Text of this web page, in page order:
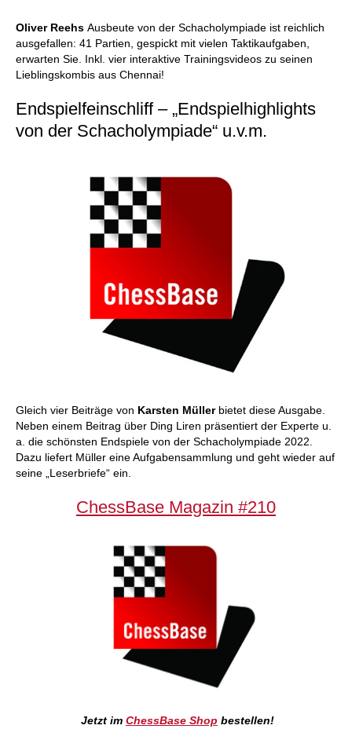
Oliver Reehs Ausbeute von der Schacholympiade ist reichlich
ausgefallen: 41 Partien, gespickt mit vielen Taktikaufgaben,
erwarten Sie. Inkl. vier interaktive Trainingsvideos zu seinen
Lieblingskombis aus Chennai!
Endspielfeinschliff – „Endspielhighlights
von der Schacholympiade“ u.v.m.
Gleich vier Beiträge von Karsten Müller bietet diese Ausgabe.
Neben einem Beitrag über Ding Liren präsentiert der Experte u.
a. die schönsten Endspiele von der Schacholympiade 2022.
Dazu liefert Müller eine Aufgabensammlung und geht wieder auf
seine „Leserbriefe“ ein.
ChessBase Magazin #210
Jetzt im ChessBase Shop bestellen!